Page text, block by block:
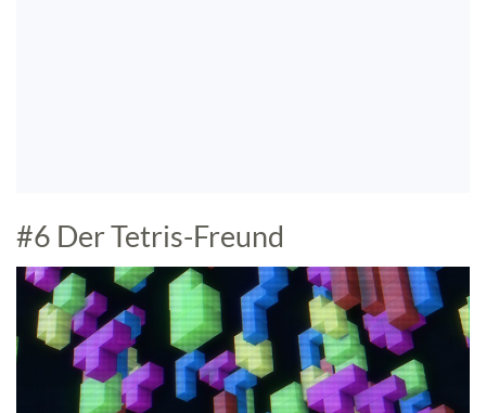
#6 Der Tetris-Freund